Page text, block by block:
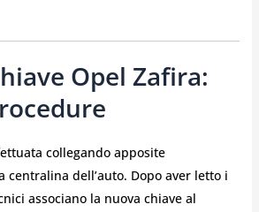
Opel Zafira:
collegando apposite
centralina dell’auto. Dopo aver letto i
associano la nuova chiave al